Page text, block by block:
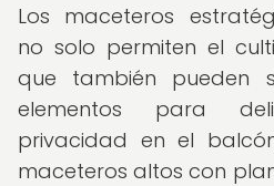
Los maceteros
no solo permiten el
que también pueden
elementos para
privacidad en el
maceteros altos con